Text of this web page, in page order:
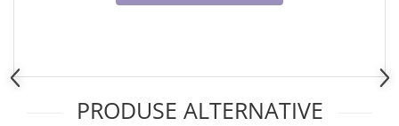
PRODUSE ALTERNATIVE